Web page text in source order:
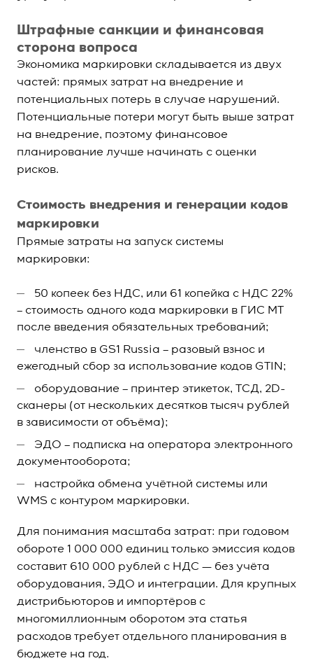
Штрафные санкции и финансовая
сторона вопроса
Экономика маркировки складывается из двух
частей: прямых затрат на внедрение и
потенциальных потерь в случае нарушений.
Потенциальные потери могут быть выше затрат
на внедрение, поэтому финансовое
планирование лучше начинать с оценки
рисков.
Стоимость внедрения и генерации кодов
маркировки
Прямые затраты на запуск системы
маркировки:
50 копеек без НДС, или 61 копейка с НДС 22%
– стоимость одного кода маркировки в ГИС МТ
после введения обязательных требований;
членство в GS1 Russia – разовый взнос и
ежегодный сбор за использование кодов GTIN;
оборудование – принтер этикеток, ТСД, 2D-
сканеры (от нескольких десятков тысяч рублей
в зависимости от объёма);
ЭДО – подписка на оператора электронного
документооборота;
настройка обмена учётной системы или
WMS с контуром маркировки.
Для понимания масштаба затрат: при годовом
обороте 1 000 000 единиц только эмиссия кодов
составит 610 000 рублей с НДС — без учёта
оборудования, ЭДО и интеграции. Для крупных
дистрибьюторов и импортёров с
многомиллионным оборотом эта статья
расходов требует отдельного планирования в
бюджете на год.